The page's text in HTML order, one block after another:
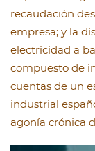
recaudación
empresa; y la
electricidad a
compuesto de
cuentas de un
industrial
agonía crónica